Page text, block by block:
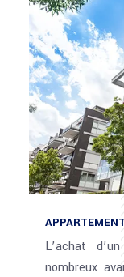
L’achat
nombreux